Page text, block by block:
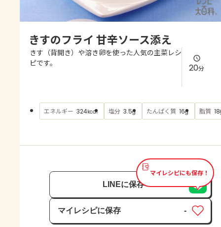
レシピ
よくあるお問い合わせ
AJINOMOTO PARK とは
きすのフライ 甘辛ソース添え
きす（背開き）や溶き卵を使った人気の主菜レシ
ピです。
20分
エネルギー 324kcal 塩分 3.5g たんぱく質 16g 脂質 18
マイレシピにも保存！
LINEに保存
マイレシピに保存
保存済み
-